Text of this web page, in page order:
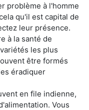
problème à l'homme
qu'il est capital de
leur présence.
à la santé de
les plus
être formés
éradiquer
en file indienne,
Vous